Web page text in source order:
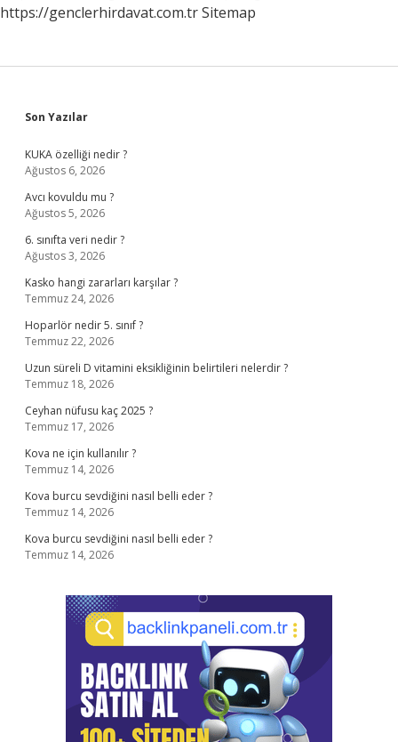
https://genclerhirdavat.com.trSitemap
Sidebar
Son Yazılar
KUKA özelliği nedir ?
Ağustos 6, 2026
Avcı kovuldu mu ?
Ağustos 5, 2026
6. sınıfta veri nedir ?
Ağustos 3, 2026
Kasko hangi zararları karşılar ?
Temmuz 24, 2026
Hoparlör nedir 5. sınıf ?
Temmuz 22, 2026
Uzun süreli D vitamini eksikliğinin belirtileri nelerdir ?
Temmuz 18, 2026
Ceyhan nüfusu kaç 2025 ?
Temmuz 17, 2026
Kova ne için kullanılır ?
Temmuz 14, 2026
Kova burcu sevdiğini nasıl belli eder ?
Temmuz 14, 2026
Kova burcu sevdiğini nasıl belli eder ?
Temmuz 14, 2026